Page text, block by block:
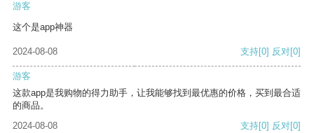
游客
这个是app神器
2024-08-08 支持[0] 反对[0]
游客
这款app是我购物的得力助手，让我能够找到最优惠的价格，买到最合适
的商品。
2024-08-08
支持[0] 反对[0]